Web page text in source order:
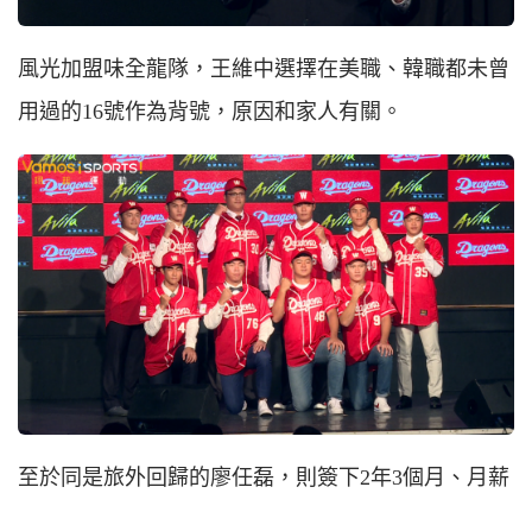
風光加盟味全龍隊，王維中選擇在美職、韓職都未曾
用過的16號作為背號，原因和家人有關。
至於同是旅外回歸的廖任磊，則簽下2年3個月、月薪